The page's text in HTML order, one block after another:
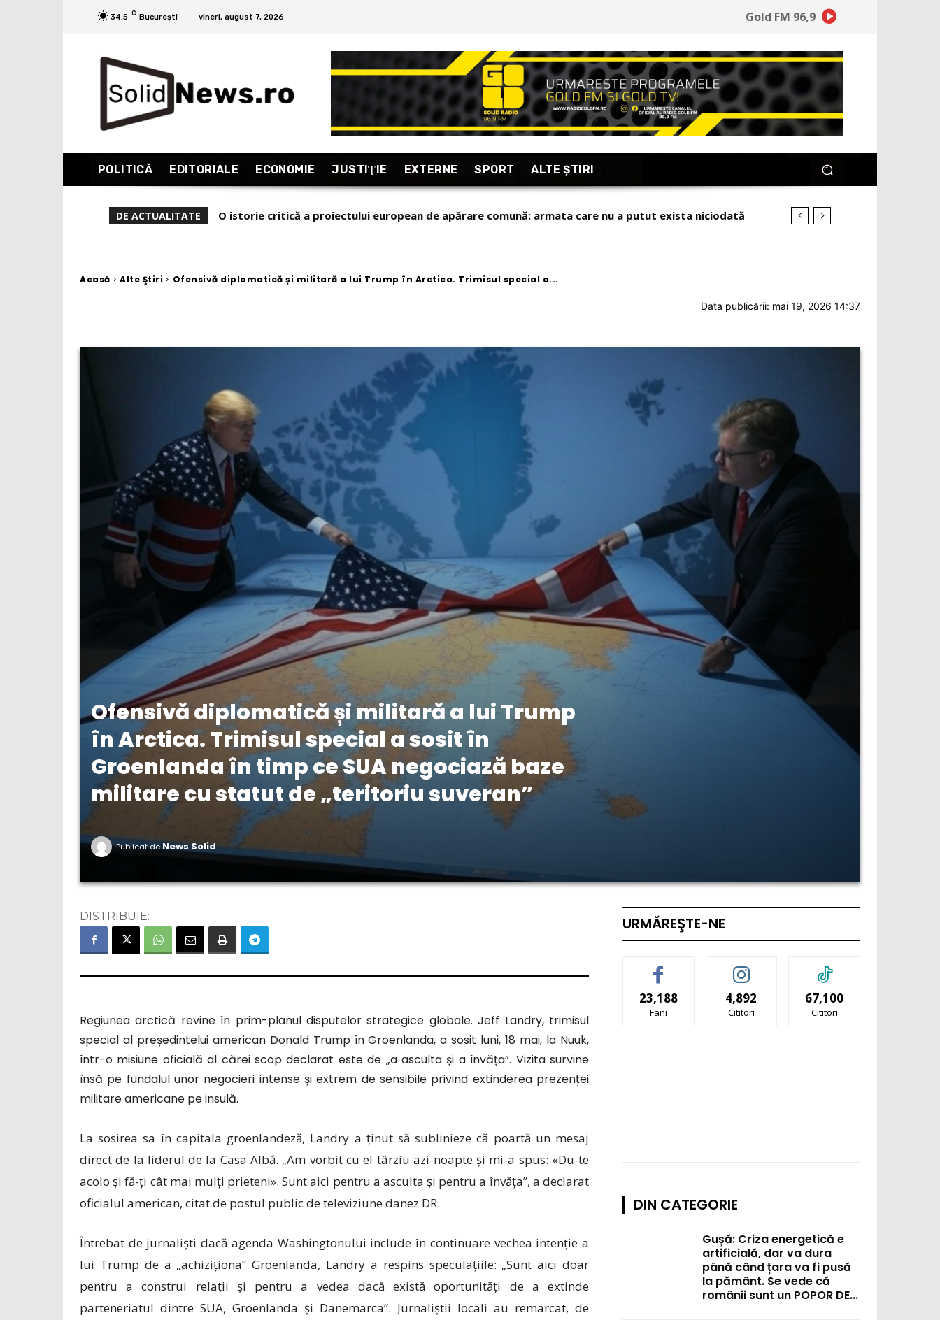
34.5 C București vineri, august 7, 2026 Gold FM 96,9
POLITICĂ EDITORIALE ECONOMIE JUSTIŢIE EXTERNE SPORT ALTE ŞTIRI
DE ACTUALITATE De ce l-a demis Zelenski pe popularul Ministru al Apărării
Acasă Alte Ştiri Ofensivă diplomatică și militară a lui Trump în Arctica. Trimisul special a...
Data publicării: mai 19, 2026 14:37
Ofensivă diplomatică și militară a lui Trump
în Arctica. Trimisul special a sosit în
Groenlanda în timp ce SUA negociază baze
militare cu statut de „teritoriu suveran”
Publicat deNews Solid
DISTRIBUIE:
Regiunea arctică revine în prim-planul disputelor strategice globale. Jeff Landry, trimisul
special al președintelui american Donald Trump în Groenlanda, a sosit luni, 18 mai, la Nuuk,
într-o misiune oficială al cărei scop declarat este de „a asculta și a învăța”. Vizita survine
însă pe fundalul unor negocieri intense și extrem de sensibile privind extinderea prezenței
militare americane pe insulă.
La sosirea sa în capitala groenlandeză, Landry a ținut să sublinieze că poartă un mesaj
direct de la liderul de la Casa Albă. „Am vorbit cu el târziu azi-noapte și mi-a spus: «Du-te
acolo și fă-ți cât mai mulți prieteni». Sunt aici pentru a asculta și pentru a învăța”, a declarat
oficialul american, citat de postul public de televiziune danez DR.
Întrebat de jurnaliști dacă agenda Washingtonului include în continuare vechea intenție a
lui Trump de a „achiziționa” Groenlanda, Landry a respins speculațiile: „Sunt aici doar
pentru a construi relații și pentru a vedea dacă există oportunități de a extinde
parteneriatul dintre SUA, Groenlanda și Danemarca”. Jurnaliștii locali au remarcat, de
URMĂREŞTE-NE
23,188
Fani
4,892
Cititori
67,100
Cititori
DIN CATEGORIE
Gușă: Criza energetică e
artificială, dar va dura
până când țara va fi pusă
la pământ. Se vede că
românii sunt un POPOR DE...